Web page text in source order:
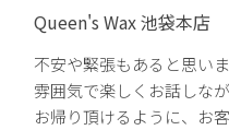
Queen's Wax 池袋本店
不安や緊張もあると思い
雰囲気で楽しくお話しな
お帰り頂けるように、お